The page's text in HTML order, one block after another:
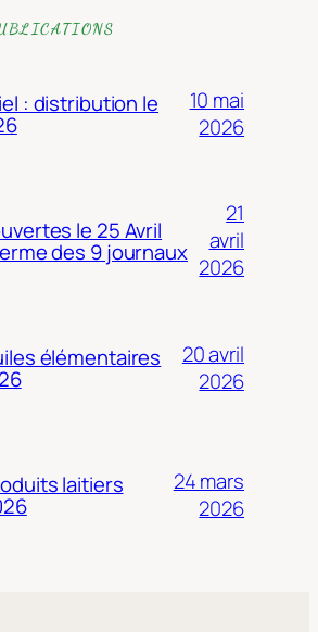
: distribution le
10 mai
2026
le 25 Avril
des 9 journaux
21
avril
2026
élémentaires
20 avril
2026
laitiers
24 mars
2026